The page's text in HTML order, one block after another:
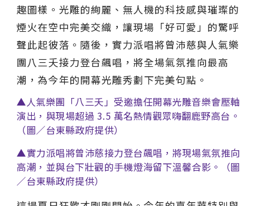
趣圖樣。光雕的絢麗、無人機的科技感與璀璨的
煙火在空中完美交織，讓現場「好可愛」的驚呼
聲此起彼落。隨後，實力派唱將曾沛慈與人氣樂
團八三夭接力登台飆唱，將全場氣氛推向最高
潮，為今年的開幕光雕秀劃下完美句點。
▲人氣樂團「八三夭」受邀擔任開幕光雕音樂會壓軸
演出，與現場超過 3.5 萬名熱情觀眾嗨翻鹿野高台。
（圖／台東縣政府提供）
▲實力派唱將曾沛慈接力登台飆唱，將現場氣氛推向
高潮，並與台下壯觀的手機燈海留下溫馨合影。（圖
／台東縣政府提供）